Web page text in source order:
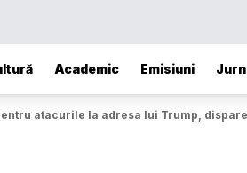
Academic Emisiuni
atacurile la adresa lui Trump, dispare